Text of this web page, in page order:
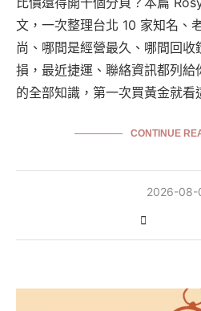
文，一次整理台北 10 家知名、
尚、哪間是經營最久、哪間回
損，最近捷運、聯絡資訊都列
的全部知識，第一次買黃金就看
CONTINUE
2026-08-